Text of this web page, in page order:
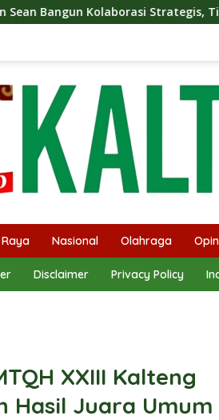
Strategis, Tingkatkan Edukasi Publik
Nasional Olahraga
Disclaimer Privacy Policy
XXIII Kalteng
Hasil Juara Umum